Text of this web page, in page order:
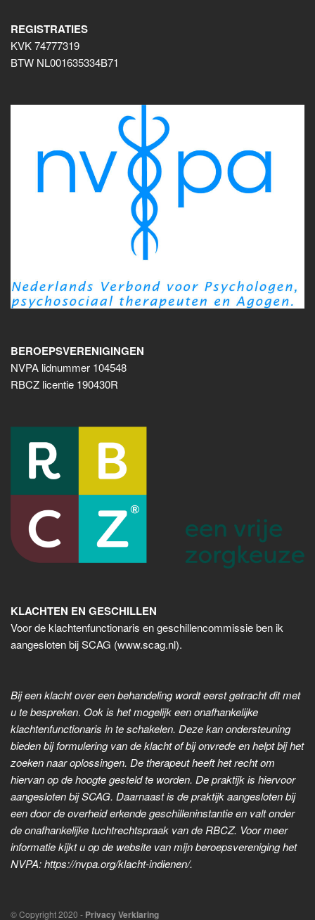
REGISTRATIES
KVK 74777319
BTW NL001635334B71
BEROEPSVERENIGINGEN
NVPA lidnummer 104548
RBCZ licentie 190430R
KLACHTEN EN GESCHILLEN
Voor de klachtenfunctionaris en geschillencommissie ben ik
aangesloten bij SCAG (www.scag.nl).
Bij een klacht over een behandeling wordt eerst getracht dit met
u te bespreken. Ook is het mogelijk een onafhankelijke
klachtenfunctionaris in te schakelen. Deze kan ondersteuning
bieden bij formulering van de klacht of bij onvrede en helpt bij het
zoeken naar oplossingen. De therapeut heeft het recht om
hiervan op de hoogte gesteld te worden. De praktijk is hiervoor
aangesloten bij SCAG. Daarnaast is de praktijk aangesloten bij
een door de overheid erkende geschilleninstantie en valt onder
de onafhankelijke tuchtrechtspraak van de RBCZ. Voor meer
informatie kijkt u op de website van mijn beroepsvereniging het
NVPA: https://nvpa.org/klacht-indienen/.
© Copyright 2020 - Privacy Verklaring